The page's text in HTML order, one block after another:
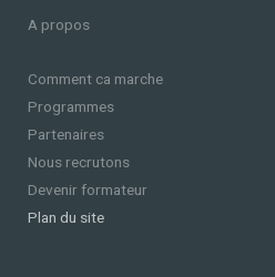
A propos
Comment ca marche
Programmes
Partenaires
Nous recrutons
Devenir formateur
Plan du site